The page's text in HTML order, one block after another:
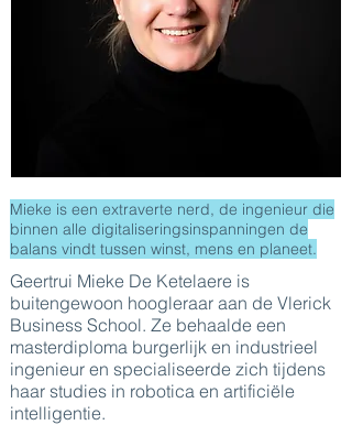
Mieke is een extraverte nerd, de ingenieur die
binnen alle digitaliseringsinspanningen de
balans vindt tussen winst, mens en planeet.
Geertrui Mieke De Ketelaere is
buitengewoon hoogleraar aan de Vlerick
Business School. Ze behaalde een
masterdiploma burgerlijk en industrieel
ingenieur en specialiseerde zich tijdens
haar studies in robotica en artificiële
intelligentie.